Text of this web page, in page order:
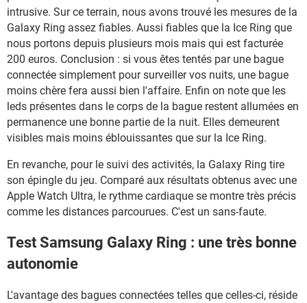
intrusive. Sur ce terrain, nous avons trouvé les mesures de la
Galaxy Ring assez fiables. Aussi fiables que la Ice Ring que
nous portons depuis plusieurs mois mais qui est facturée
200 euros. Conclusion : si vous êtes tentés par une bague
connectée simplement pour surveiller vos nuits, une bague
moins chère fera aussi bien l'affaire. Enfin on note que les
leds présentes dans le corps de la bague restent allumées en
permanence une bonne partie de la nuit. Elles demeurent
visibles mais moins éblouissantes que sur la Ice Ring.
En revanche, pour le suivi des activités, la Galaxy Ring tire
son épingle du jeu. Comparé aux résultats obtenus avec une
Apple Watch Ultra, le rythme cardiaque se montre très précis
comme les distances parcourues. C'est un sans-faute.
Test Samsung Galaxy Ring : une très bonne
autonomie
L'avantage des bagues connectées telles que celles-ci, réside